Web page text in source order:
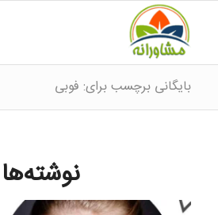
بایگانی برچسب برای: فوبی
نوشته‌ها